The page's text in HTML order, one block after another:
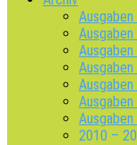
Ausgaben
2010 –